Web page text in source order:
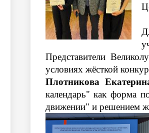
Представители
условиях жёсткой
Плотникова
календарь" как форма
движении" и решением